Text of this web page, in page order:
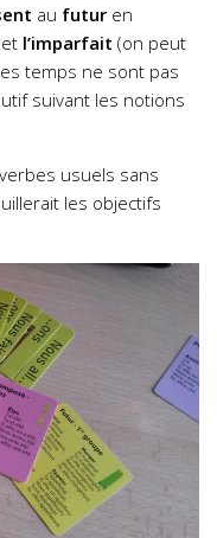
au futur en
et l’imparfait (on peut
temps ne sont pas
suivant les notions
usuels sans
les objectifs